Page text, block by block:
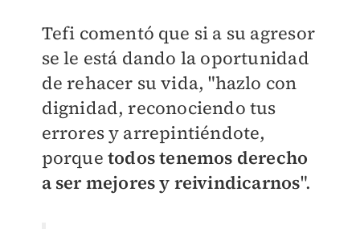
Tefi comentó que si a su agresor
se le está dando la oportunidad
de rehacer su vida, "hazlo con
dignidad, reconociendo tus
errores y arrepintiéndote,
porque todos tenemos derecho
a ser mejores y reivindicarnos".